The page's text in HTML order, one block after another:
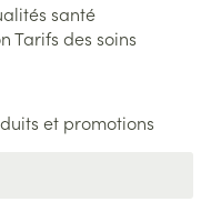
santé
Tarifs des soins
et promotions